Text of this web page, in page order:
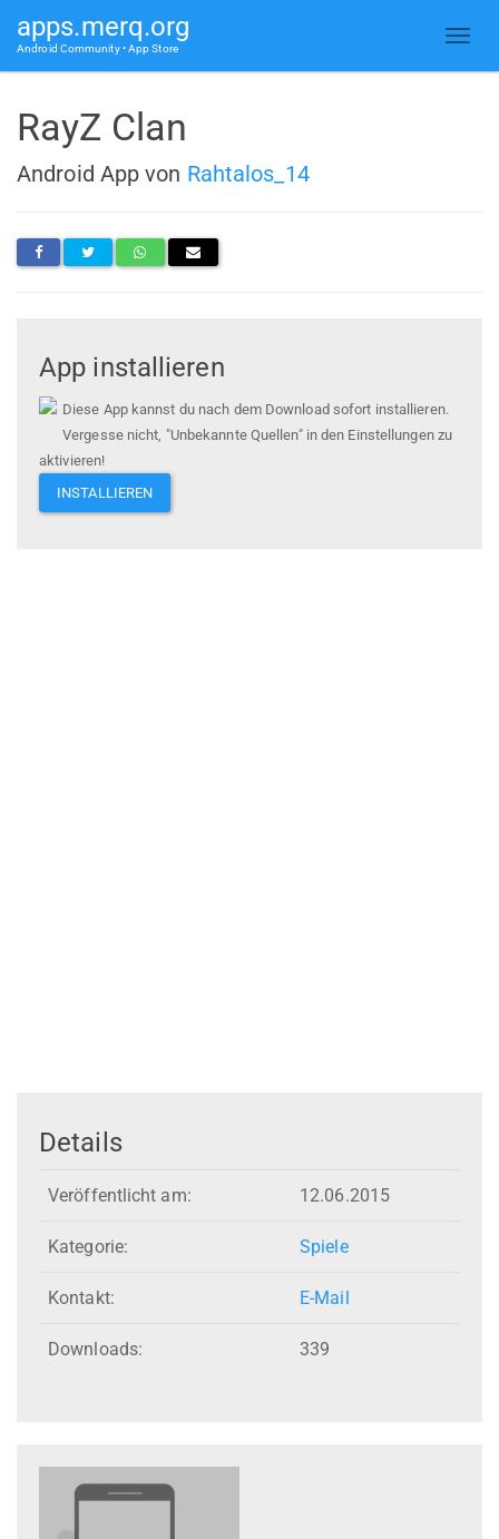
apps.merq.org
Android Community • App Store
RayZ Clan
Android App von Rahtalos_14
App installieren
Diese App kannst du nach dem Download sofort installieren.
Vergesse nicht, "Unbekannte Quellen" in den Einstellungen zu
aktivieren!
INSTALLIEREN
Details
Veröffentlicht am: 12.06.2015
Kategorie: Spiele
Kontakt: E-Mail
Downloads: 339